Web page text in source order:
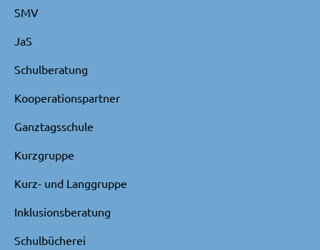
SMV
JaS
Schulberatung
Kooperationspartner
Ganztagsschule
Kurzgruppe
Kurz- und Langgruppe
Inklusionsberatung
Schulbücherei